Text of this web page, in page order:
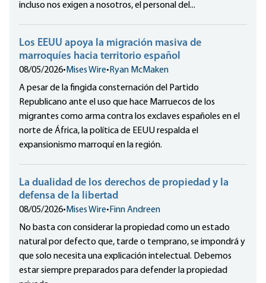
incluso nos exigen a nosotros, el personal del...
Los EEUU apoya la migración masiva de
marroquíes hacia territorio español
08/05/2026• Mises Wire• Ryan McMaken
A pesar de la fingida consternación del Partido
Republicano ante el uso que hace Marruecos de los
migrantes como arma contra los exclaves españoles en el
norte de África, la política de EEUU respalda el
expansionismo marroquí en la región.
La dualidad de los derechos de propiedad y la
defensa de la libertad
08/05/2026• Mises Wire• Finn Andreen
No basta con considerar la propiedad como un estado
natural por defecto que, tarde o temprano, se impondrá y
que solo necesita una explicación intelectual. Debemos
estar siempre preparados para defender la propiedad